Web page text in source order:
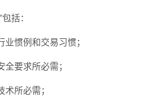
括：
惯例和交易习惯；
要求所必需；
所必需；